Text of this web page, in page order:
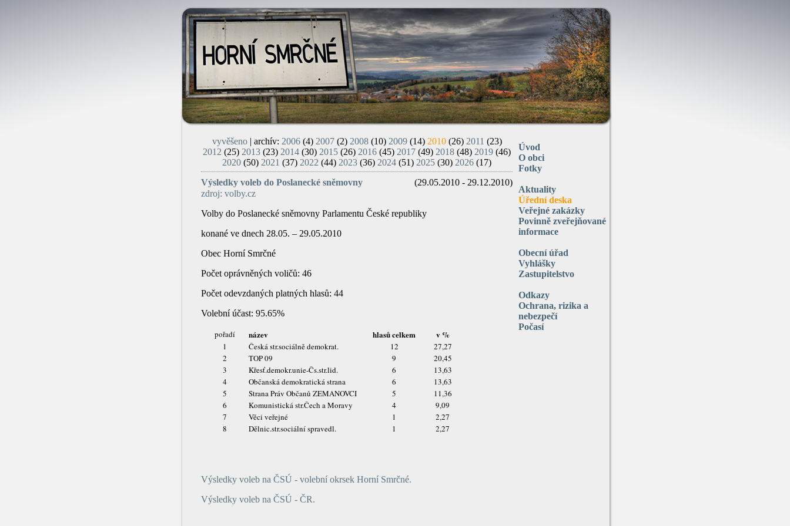
vyvěšeno| archív: 2006 (4) 2007 (2) 2008 (10) 2009 (14) 2010 (26) 2011 (23)
2012 (25) 2013 (23) 2014 (30) 2015 (26) 2016 (45) 2017 (49) 2018 (48) 2019 (46)
2020 (50) 2021 (37) 2022 (44) 2023 (36) 2024 (51) 2025 (30) 2026 (17)
Vý­sled­ky voleb do Poslanecké sněmovny
(29.05.2010 - 29.12.2010)
zdroj: volby.cz
Volby do Poslanecké sněmovny Parlamentu České republiky
konané ve dnech 28.05. – 29.05.2010
Obec Horní Smrč­né
Počet opráv­ně­ných vo­li­čů: 46
Počet ode­vzda­ných plat­ných hlasů: 44
Volební účast: 95.65%
pořadí název hlasů celkem v %
1 Česká str.sociálně demokrat. 12
27,27
2
TOP 09 9
20,45
3
Křesť.demokr.unie-Čs.str.lid. 6
13,63
4
Občanská demokratická strana 6
13,63
5
Strana Práv Občanů ZEMANOVCI 5
11,36
6
Komunistická str.Čech a Moravy 4
9,09
7
Věci veřejné 1
2,27
8
Dělnic.str.sociální spravedl. 1 2,27
Výsledky voleb na ČSÚ - volební okrsek Horní Smrčné.
Výsledky voleb na ČSÚ - ČR.
Úvod
O obci
Fotky
Aktuality
Úřední deska
Veřejné zakázky
Povinně zveřejňované
informace
Obecní úřad
Vyhlášky
Zastupitelstvo
Odkazy
Ochrana, rizika a
nebezpečí
Počasí